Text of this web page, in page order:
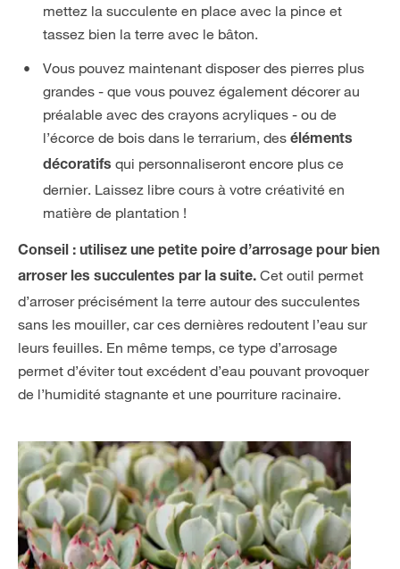
mettez la succulente en place avec la pince et
tassez bien la terre avec le bâton.
Vous pouvez maintenant disposer des pierres plus
grandes - que vous pouvez également décorer au
préalable avec des crayons acryliques - ou de
l’écorce de bois dans le terrarium, des éléments
décoratifs qui personnaliseront encore plus ce
dernier. Laissez libre cours à votre créativité en
matière de plantation !
Conseil : utilisez une petite poire d’arrosage pour bien
arroser les succulentes par la suite. Cet outil permet
d’arroser précisément la terre autour des succulentes
sans les mouiller, car ces dernières redoutent l’eau sur
leurs feuilles. En même temps, ce type d’arrosage
permet d’éviter tout excédent d’eau pouvant provoquer
de l’humidité stagnante et une pourriture racinaire.